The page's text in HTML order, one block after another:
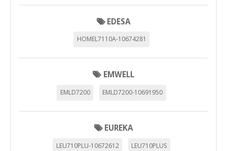
EDESA
HOMEL7110A-10674281
EMWELL
EMLD7200 EMLD7200-10691950
EUREKA
LEU710PLU-10672612 LEU710PLUS